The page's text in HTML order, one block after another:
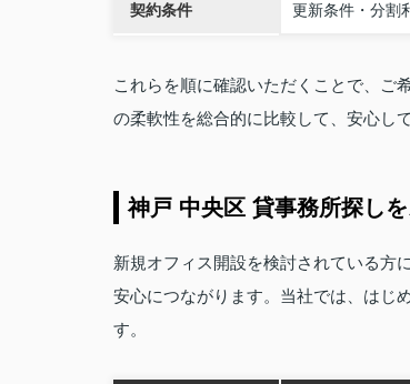
契約条件 更新条件・分割
これらを順に確認いただくことで、ご
の柔軟性を総合的に比較して、安心し
神戸 中央区 貸事務所探し
新規オフィス開設を検討されている方
安心につながります。当社では、はじ
す。